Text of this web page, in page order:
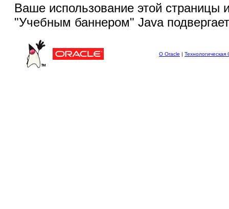
Ваше использование этой страницы
"Учебным баннером" Java
О Oracle | Технологическая